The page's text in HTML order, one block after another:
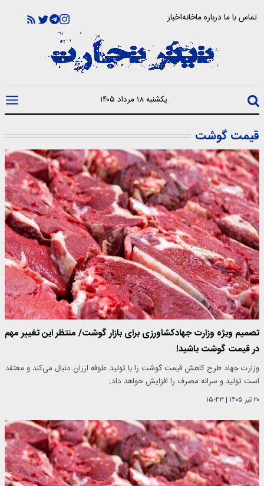
تماس با مادرباره ماخانهاخبار
یکشنبه ۱۸ مرداد ۱۴۰۵
قیمت گوشت
تصمیم ویژه وزارت جهادکشاورزی برای بازار گوشت/ منتظر این تغییر مهم
در قیمت گوشت باشید!
وزارت جهاد طرح کاهش قیمت گوشت را با تولید علوفه ارزان دنبال می‌کند و معتقد
است تولید و سرانه مصرف را افزایش خواهد داد.
۲۰ تیر ۱۴۰۵ |۱۵:۴۳